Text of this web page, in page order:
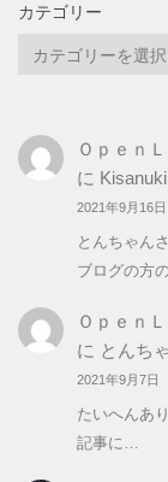
カテゴリー
リ
ー
Ｏｐｅｎ
に Kisanuki
2021年9月16日
とんちゃん
ブログの方
Ｏｐｅｎ
に とんち
2021年9月7日
たいへんあ
記事に…